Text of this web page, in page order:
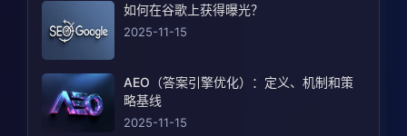
如何在谷歌上获得曝光？
2025-11-15
AEO（答案引擎优化）：定义、机制和策
略基线
2025-11-15